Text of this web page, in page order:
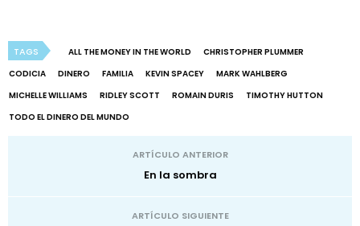
TAGS ALL THE MONEY IN THE WORLD
CHRISTOPHER PLUMMER
CODICIA
DINERO FAMILIA KEVIN SPACEY
MARK WAHLBERG
MICHELLE WILLIAMS
RIDLEY SCOTT ROMAIN DURIS
TIMOTHY HUTTON
TODO EL DINERO DEL MUNDO
ARTÍCULO ANTERIOR
En la sombra
ARTÍCULO SIGUIENTE